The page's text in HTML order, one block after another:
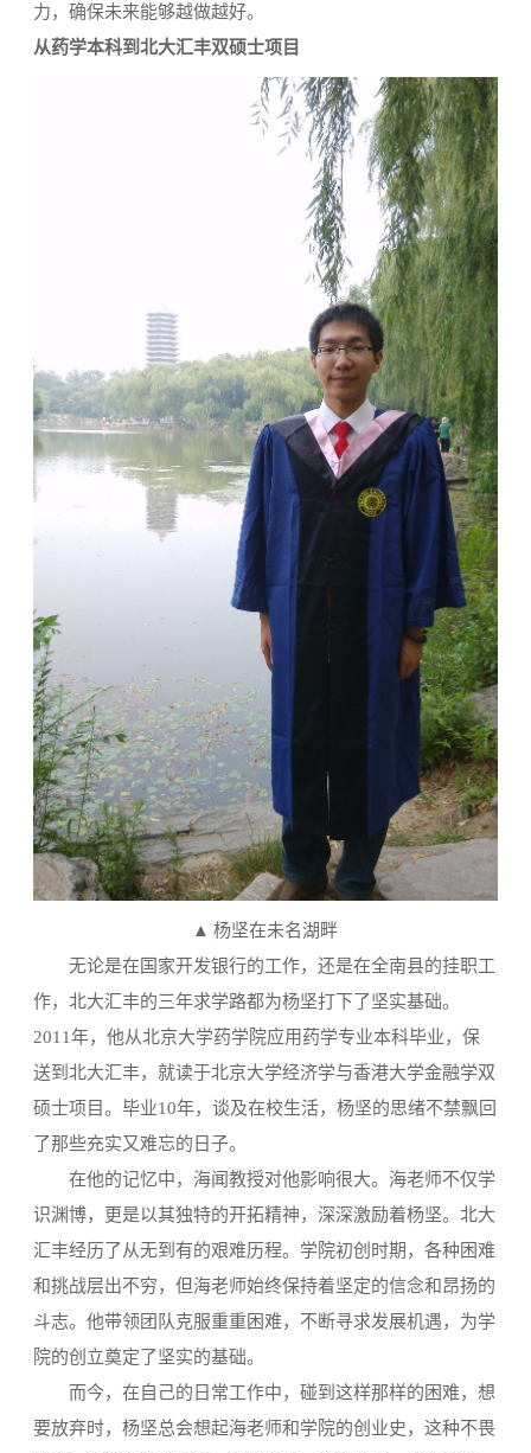
力，确保未来能够越做越好。
从药学本科到北大汇丰双硕士项目
▲ 杨坚在未名湖畔
无论是在国家开发银行的工作，还是在全南县的挂职工
作，北大汇丰的三年求学路都为杨坚打下了坚实基础。
2011年，他从北京大学药学院应用药学专业本科毕业，保
送到北大汇丰，就读于北京大学经济学与香港大学金融学双
硕士项目。毕业10年，谈及在校生活，杨坚的思绪不禁飘回
了那些充实又难忘的日子。
在他的记忆中，海闻教授对他影响很大。海老师不仅学
识渊博，更是以其独特的开拓精神，深深激励着杨坚。北大
汇丰经历了从无到有的艰难历程。学院初创时期，各种困难
和挑战层出不穷，但海老师始终保持着坚定的信念和昂扬的
斗志。他带领团队克服重重困难，不断寻求发展机遇，为学
院的创立奠定了坚实的基础。
而今，在自己的日常工作中，碰到这样那样的困难，想
要放弃时，杨坚总会想起海老师和学院的创业史，这种不畏